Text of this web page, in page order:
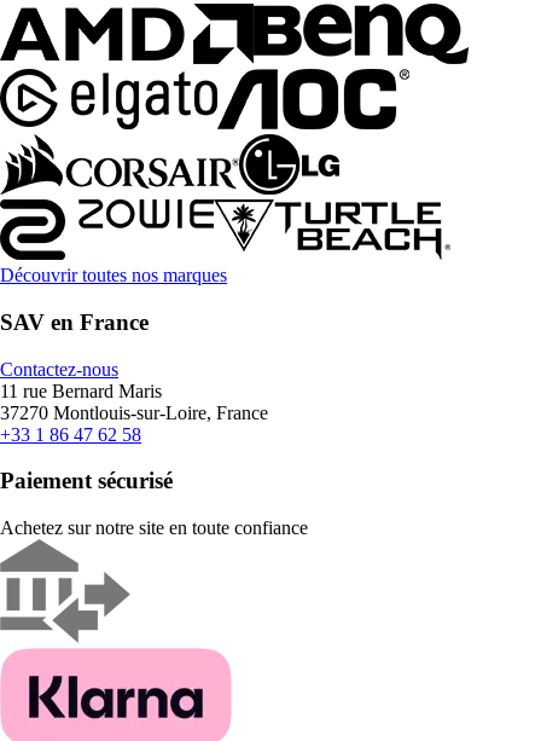
Découvrir toutes nos marques
SAV en France
Contactez-nous
11 rue Bernard Maris
37270 Montlouis-sur-Loire, France
+33 1 86 47 62 58
Paiement sécurisé
Achetez sur notre site en toute confiance